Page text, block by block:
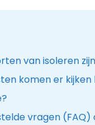
van isoleren
komen er kijken
vragen (FAQ)